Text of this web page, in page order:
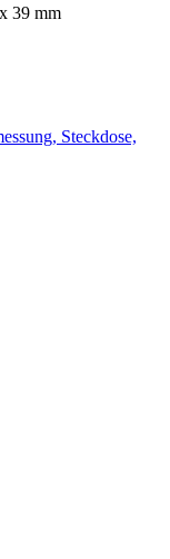
39 mm
Steckdose,